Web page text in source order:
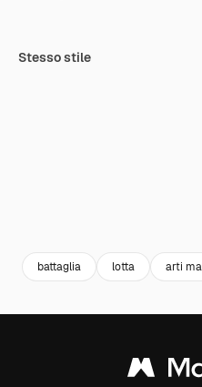
Stesso stile
battaglia lotta arti